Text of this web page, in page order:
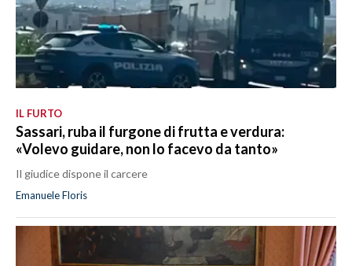
IL FURTO
Sassari, ruba il furgone di frutta e verdura:
«Volevo guidare, non lo facevo da tanto»
Il giudice dispone il carcere
Emanuele Floris